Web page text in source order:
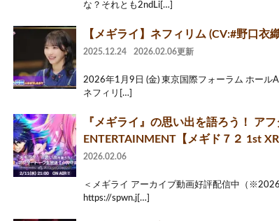
な？それとも2ndLi[…]
【メギライ】ネフィリム (CV:#野口
2025.12.24 2026.02.06更新
2026年1月9日 (金) 東京国際フォーラム ホール
ネフィリ[…]
『メギライ』の思い出を語ろう！ ア
ENTERTAINMENT【メギド７２ 1st XR
2026.02.06
＜メギライ アーカイブ動画好評配信中（
https://spwn.j[…]